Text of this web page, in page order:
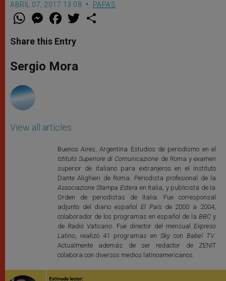
ABRIL 07, 2017 13:08 PAPAS
W
t
s
p
p
M
e
s
e
g
e
F
a
e
b
o
k
w
Share this Entry
Sergio Mora
View all articles
Buenos Aires, Argentina Estudios de periodismo en el
Istituto Superiore di Comunicazione de Roma y examen
superior de italiano para extranjeros en el Instituto
Dante Alighieri de Roma. Periodista profesional de la
Associazione Stampa Estera en Italia, y publicista de la
Orden de periodistas de Italia. Fue corresponsal
adjunto del diario españolEl Paísde 2000 a 2004,
colaborador de los programas en español de la BBCy
de Radio Vaticano. Fue director del mensualExpreso
Latino, realizó 41 programas en Skycon Babel TV.
Actualmente además de ser redactor de ZENIT
colabora con diversos medios latinoamericanos.